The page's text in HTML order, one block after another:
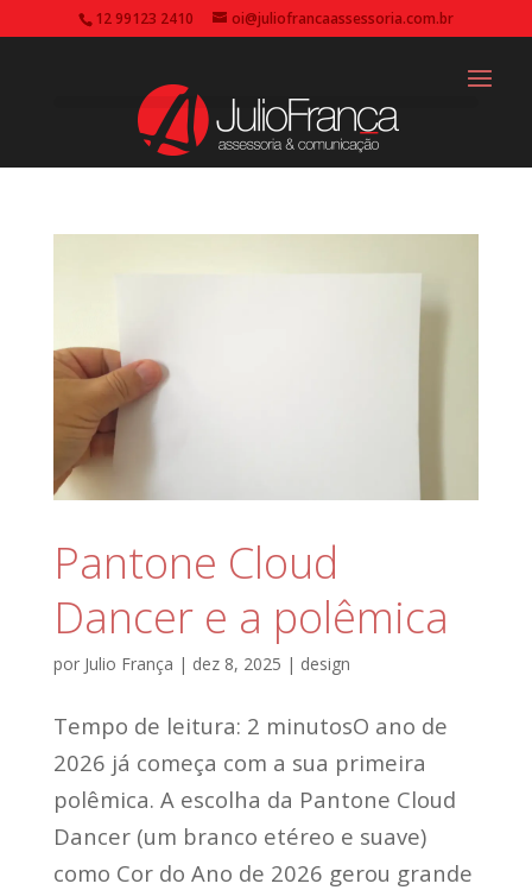
12 99123 2410 oi@juliofrancaassessoria.com.br
Pantone Cloud
Dancer e a polêmica
por Julio França | dez 8, 2025 | design
Tempo de leitura: 2 minutosO ano de
2026 já começa com a sua primeira
polêmica. A escolha da Pantone Cloud
Dancer (um branco etéreo e suave)
como Cor do Ano de 2026 gerou grande